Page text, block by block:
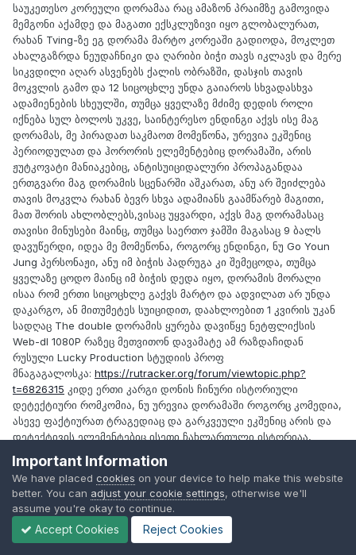
საუკეთესო კორეული დორამაა რაც ამაზონ პრაიმზე გამოვიდა
მემგონი აქამდე და მაგათი ექსკლუზივი იყო გლობალურათ,
რახან Tving-ზე ეგ დორამა მარტო კორეაში გადიოდა, მოკლეთ
ახალგაზრდა ნეუდაჩნიკი და ღარიბი ბიჭი თავს იკლავს და მერე
სიკვდილი აღარ ასვენებს ქალის ობრაზში, დასჯის თავის
მოკვლის გამო და 12 სიცოცხლე უნდა გაიაროს სხვადასხვა
ადამიენების სხეულში, თუმცა ყველაზე მძიმე დედის როლი
იქნება სულ ბოლოს უკვე, საინტერესო ენდინგი აქვს ისე მაგ
დორამას, მე პირადათ საკმაოთ მომეწონა, ურევია ეკშენიც
პერიოდულათ და ჰორორის ელემენტებიც დორამაში, არის
ჟუტკოვატი მანიაკებიც, ანტისუიციდალური პროპაგანდაა
ერთგვარი მაგ დორამის სცენარში აშკარათ, ანუ არ შეიძლება
თავის მოკვლა რახან ბევრ სხვა ადამიანს გაამწარებ მაგითი,
მათ შორის ახლობლებს,ვისაც უყვარდი, აქვს მაგ დორამასაც
თავისი მინუსები მაინც, თუმცა საერთო ჯამში მაგასაც 9 ბალს
დავუწერდი, იდეა მე მომეწონა, როგორც ენდინგი, ნუ Go Youn
Jung პერსონაჟი, ანუ იმ ბიჭის პადრუგა კი შემეცოდა, თუმცა
ყველაზე ცოდო მაინც იმ ბიჭის დედა იყო, დორამის მორალი
ისაა რომ ერთი სიცოცხლე გაქვს მარტო და ადვილათ არ უნდა
დაკარგო, ან მითუმეტეს სუიციდით, დაახლოებით 1 კვირის უკან
სადღაც The double დორამის ყურება დავიწყე ნეტფლიქსის
Web-dl 1080P რაზეც მეთვითონ დავამატე ამ რაზდაჩიდან
რუსული Lucky Production სტუდიის პროფ
მნაგაგალოსკა: https://rutracker.org/forum/viewtopic.php?
t=6826315 კიდე ერთი კარგი დონის ჩინური ისტორიული
დეტექტიური რომკომია, ნუ ურევია დორამაში როგორც კომედია,
ასევე ფაქტიურათ ტრაგედიაც და გარკვეული ეკშენიც არის და
დეტექტივის ელემენტებიც ისეთი ჩახლართული ისტორიაა,
სადაც ურევია შურისძიებაც, უკვე 18 ეპიზოდზე ვარ მისული და
საკმაოთ კარგი და საინტერესო დორამაა, რაც უფრო წინ
მივდივარ მით უფრო იზრდება ინტრიგა თან და არ გაფუჭებულა
სცენარი, კასტი მაგ დორამაშიც საკმაოთ ცნობილი
მონაწილეობს, ისე თითქოს არის ეგეც გამოსული iQIYI 4კ
ტრანსფერში, თუმცა ჩინური ჰარდსაბითაა ეგ ვარიანტი და
Important Information
We have placed cookies on your device to help make this website
better. You can adjust your cookie settings, otherwise we'll
assume you're okay to continue.
Accept Cookies Reject Cookies